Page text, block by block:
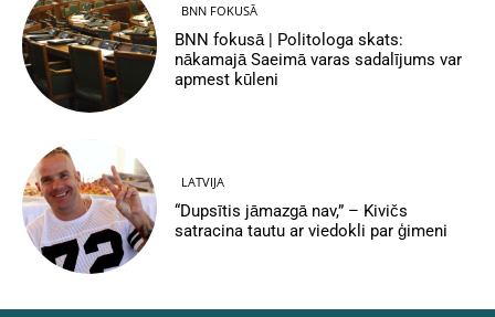
BNN FOKUSĀ
BNN fokusā | Politologa skats:
nākamajā Saeimā varas sadalījums var
apmest kūleni
LATVIJA
“Dupsītis jāmazgā nav,” – Kivičs
satracina tautu ar viedokli par ģimeni